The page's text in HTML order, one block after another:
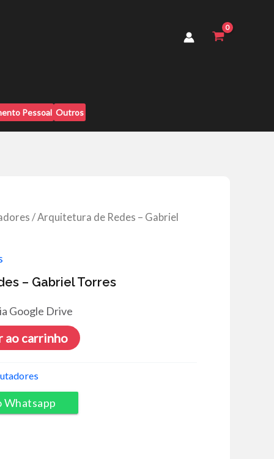
Pessoal Outros
/ Arquitetura de Redes – Gabriel
– Gabriel Torres
Google Drive
ao carrinho
Whatsapp